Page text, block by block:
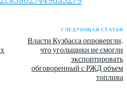
СЛЕДУЮЩАЯ СТАТЬЯ
Власти Кузбасса опровергли,
что угольщики не смогли
экспортировать
обговоренный с РЖД объем
топлива